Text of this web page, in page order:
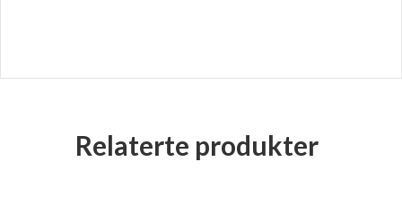
Relaterte produkter